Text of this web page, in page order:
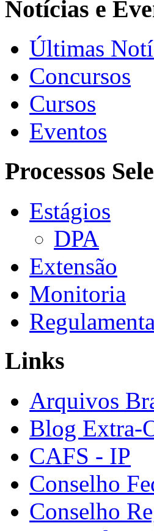
Notícias e
Últimas
Concursos
Cursos
Eventos
Processos
Estágios
DPA
Extensão
Monitoria
Links
Arquivos
Blog Extra-
CAFS - IP
Conselho
Conselho